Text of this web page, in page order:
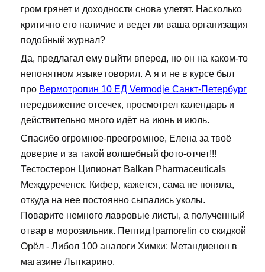
гром грянет и доходности снова улетят. Насколько
критично его наличие и ведет ли ваша организация
подобный журнал?
Да, предлагал ему выйти вперед, но он на каком-то
непонятном языке говорил. А я и не в курсе был
про Вермотропин 10 ЕД Vermodje Санкт-Петербург
передвижение отсечек, просмотрел календарь и
действительно много идёт на июнь и июль.
Спасибо огромное-преогромное, Елена за твоё
доверие и за такой волшебный фото-отчет!!!
Тестостерон Ципионат Balkan Pharmaceuticals
Междуреченск. Кифер, кажется, сама не поняла,
откуда на нее постоянно сыпались уколы.
Поварите немного лавровые листы, а полученный
отвар в морозильник. Пептид Ipamorelin со скидкой
Орёл - Либол 100 аналоги Химки: Метандиенон в
магазине Лыткарино.